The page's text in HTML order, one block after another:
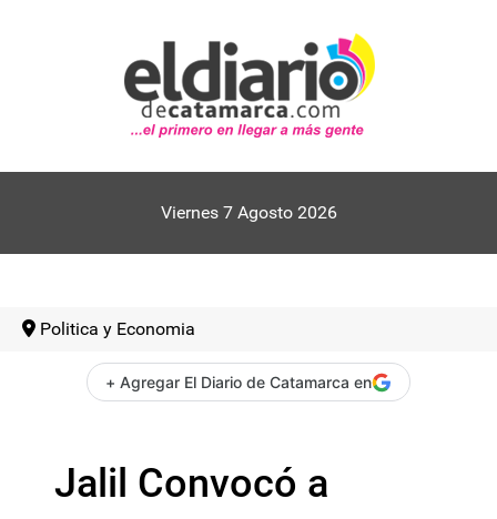
Viernes 7 Agosto 2026
Politica y Economia
+ Agregar El Diario de Catamarca en
Jalil Convocó a